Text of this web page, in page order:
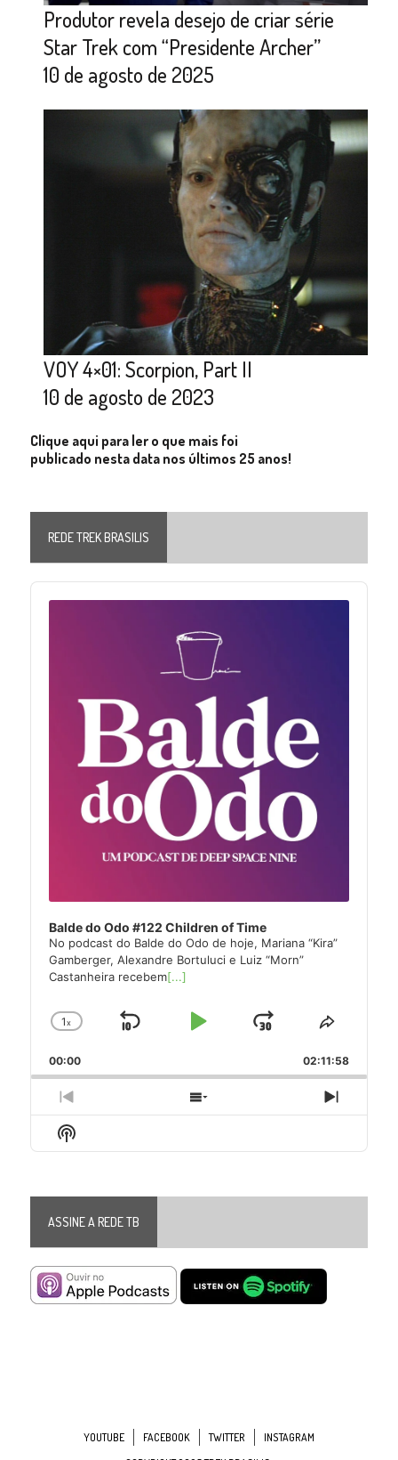
Produtor revela desejo de criar série
Star Trek com “Presidente Archer”
10 de agosto de 2025
VOY 4×01: Scorpion, Part II
10 de agosto de 2023
Clique aqui para ler o que mais foi
publicado nesta data nos últimos 25 anos!
REDE TREK BRASILIS
Audio
Player
Balde do Odo #122 Children of Time
No podcast do Balde do Odo de hoje, Mariana “Kira”
Gamberger, Alexandre Bortuluci e Luiz “Morn”
Castanheira recebem[...]
Change
Rate
1x
Skip
Play
Jump
Forward
Share
Episode
00:00 02:11:58
Previous
Episode
Show
Episodes
Next
Episode
Show
Podcast
ASSINE A REDE TB
YOUTUBE FACEBOOK TWITTER
INSTAGRAM